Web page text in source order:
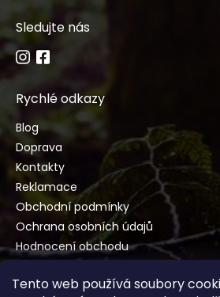
Tento web používá soubory
Sledujte nás
Rychlé odkazy
Blog
Doprava
Kontakty
Reklamace
Obchodní podmínky
Ochrana osobních údajů
Hodnocení obchodu